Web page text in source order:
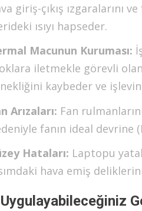
giriş-çıkış ızgaralarını
ısıyı hapseder.
Macunun Kuruması:
iletmekle görevli
kaybeder ve
Arızaları: Fan
fanın ideal devrine
Hataları: Laptopu
hava emiş